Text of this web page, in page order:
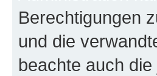
Berechtigungen
und die
beachte auch